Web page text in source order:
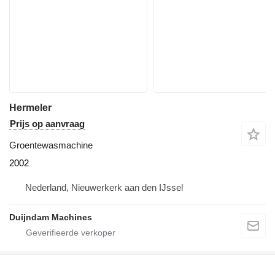
Hermeler
Prijs op aanvraag
Groentewasmachine
2002
Nederland, Nieuwerkerk aan den IJssel
Duijndam Machines